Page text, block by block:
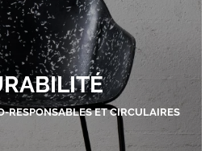
RESPONSABLES ET CIRCULAIRES